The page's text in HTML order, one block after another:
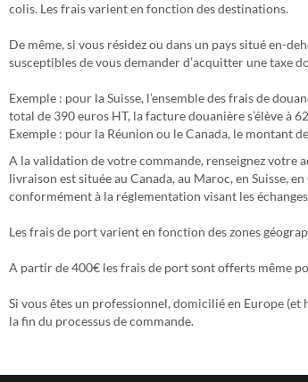
colis. Les frais varient en fonction des destinations.
De même, si vous résidez ou dans un pays situé en-
susceptibles de vous demander d’acquitter une taxe
Exemple : pour la Suisse, l’ensemble des frais de
total de 390 euros HT, la facture douanière s’élève à
Exemple : pour la Réunion ou le Canada, le montant
A la validation de votre commande, renseignez votre
livraison est située au Canada, au Maroc, en Suisse,
conformément à la réglementation visant les
Les frais de port varient en fonction des zones
A partir de 400€ les frais de port sont offerts même
Si vous êtes un professionnel, domicilié en Europe (et
la fin du processus de commande.